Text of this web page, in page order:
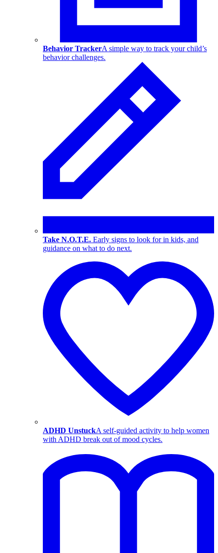
Behavior TrackerA simple way to track your child’s
behavior challenges.
Take N.O.T.E. Early signs to look for in kids, and
guidance on what to do next.
ADHD UnstuckA self-guided activity to help women
with ADHD break out of mood cycles.